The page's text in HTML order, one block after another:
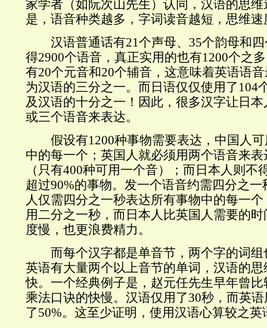
家学者（如阮次山先生）认同，汉语的思
是，语音种类越多，字词读音越短，思维
汉语普通话有21个声母、35个韵母和四
得2900个语音，真正实用的也有1200个之
有20个元音和20个辅音，这意味着英语语
为汉语的三分之一。而日语仅仅使用了104
及汉语的十分之一！因此，很多汉字让日
或三个语音来表达。
假设有1200种事物需要表达，中国人可
中的每一个；英国人就必须用两个语音来
（只有400种可用一个音）；而日本人则不
超过90%的事物。发一个语音约需四分之
人仅需四分之一秒表达所有事物中的每一
用二分之一秒，而日本人比英国人需要的
度慢，也更浪费精力。
而每个汉字都是单音节，两个字的词组
英语有大量两个以上音节的单词，汉语的
快。一个经典例子是，赵元任先生早年曾
乘法口诀的快慢。汉语仅用了30秒，而英
了50%。这至少证明，使用汉语心算较之英